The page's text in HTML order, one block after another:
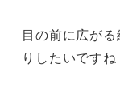
目の前に広が
りしたいですね